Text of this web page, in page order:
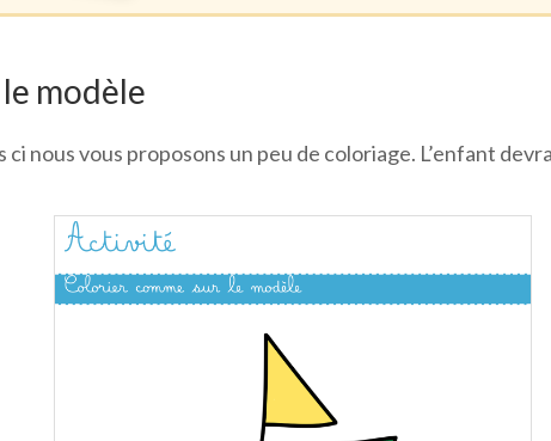
modèle
nous vous proposons un peu de coloriage. L’enfant